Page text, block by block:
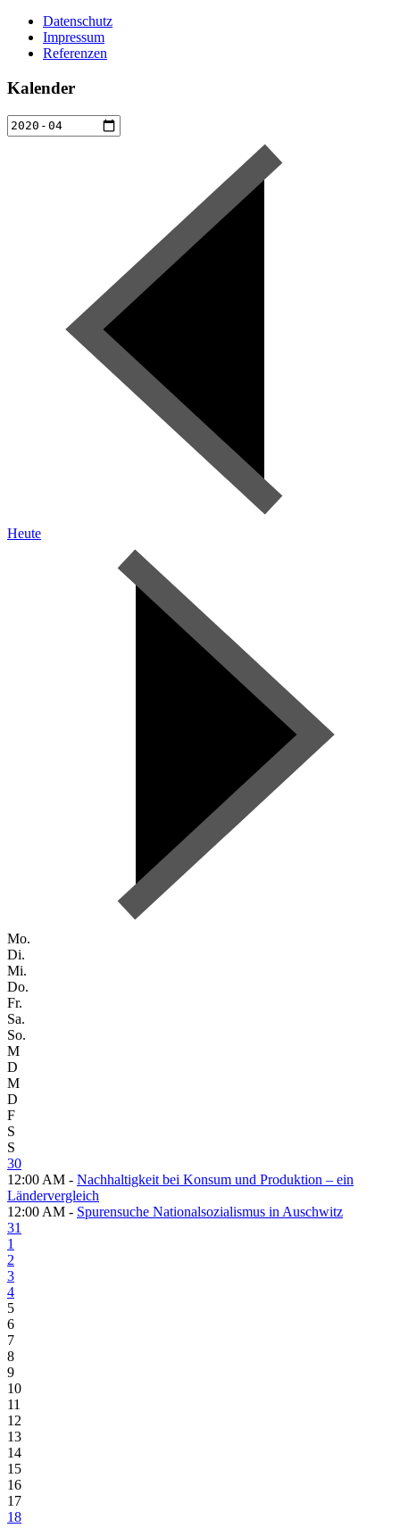
Datenschutz
Impressum
Referenzen
Kalender
Heute
Mo.
Di.
Mi.
Do.
Fr.
Sa.
So.
M
D
M
D
F
S
S
30
12:00 AM - Nachhaltigkeit bei Konsum und Produktion – ein
Ländervergleich
12:00 AM - Spurensuche Nationalsozialismus in Auschwitz
31
1
2
3
4
5
6
7
8
9
10
11
12
13
14
15
16
17
18